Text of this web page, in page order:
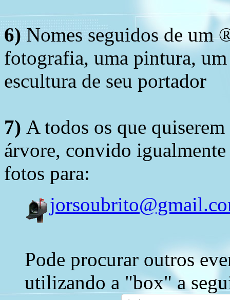
6) Nomes seguidos de um
fotografia, uma pintura,
escultura de seu portador
7) A todos os que
árvore, convido
fotos para:
Pode procurar outros
utilizando a "box" a